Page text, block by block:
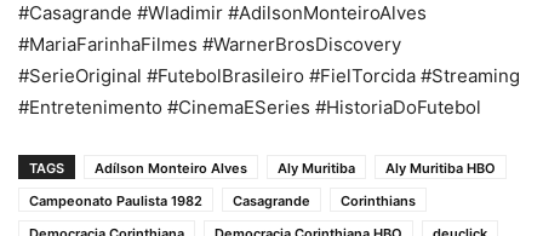
#Casagrande #Wladimir #AdilsonMonteiroAlves
#MariaFarinhaFilmes #WarnerBrosDiscovery
#SerieOriginal #FutebolBrasileiro #FielTorcida #Streaming
#Entretenimento #CinemaESeries #HistoriaDoFutebol
TAGS Adílson Monteiro Alves Aly Muritiba
Aly Muritiba HBO
Campeonato Paulista 1982
Casagrande
Corinthians